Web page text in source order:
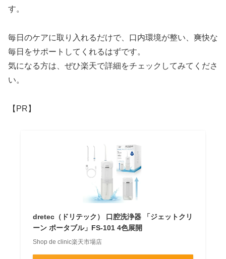
す。
毎日のケアに取り入れるだけで、口内環境が整い、爽快な
毎日をサポートしてくれるはずです。
気になる方は、ぜひ楽天で詳細をチェックしてみてくださ
い。
【PR】
dretec（ドリテック） 口腔洗浄器 「ジェットクリ
ーン ポータブル」FS-101 4色展開
Shop de clinic楽天市場店